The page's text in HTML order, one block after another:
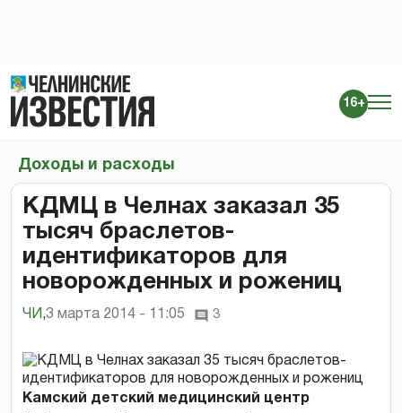
16+
Доходы и расходы
КДМЦ в Челнах заказал 35
тысяч браслетов-
идентификаторов для
новорожденных и рожениц
ЧИ ,3 марта 2014 - 11:05 3
Камский детский медицинский центр